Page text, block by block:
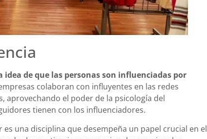
de que las personas son influenciadas por
colaboran con influyentes en las redes
aprovechando el poder de la psicología del
tienen con los influenciadores.
una disciplina que desempeña un papel crucial en el